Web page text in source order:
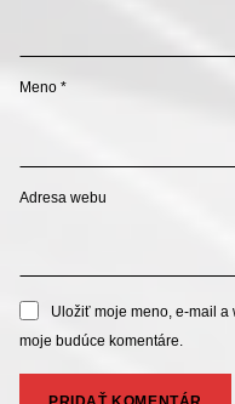
Meno *
Adresa webu
Uložiť moje meno, e-mail a
moje budúce komentáre.